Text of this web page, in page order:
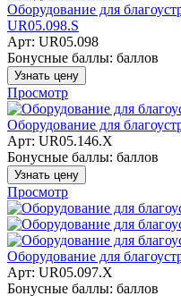
Оборудование для
UR05.098.S
Арт: UR05.098
Бонусные баллы: баллов
Узнать цену
Просмотр
Оборудование для
Арт: UR05.146.Х
Бонусные баллы: баллов
Узнать цену
Просмотр
Оборудование для
Арт: UR05.097.Х
Бонусные баллы: баллов